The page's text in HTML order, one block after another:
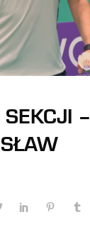
SEKCJI –